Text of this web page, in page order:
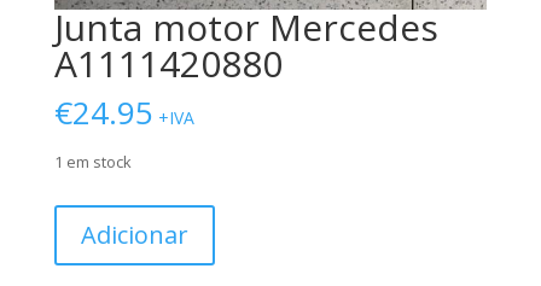
Junta motor Mercedes
A1111420880
€24.95 +IVA
1 em stock
Junta
Adicionar